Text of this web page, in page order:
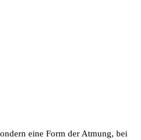
eine Form der Atmung, bei